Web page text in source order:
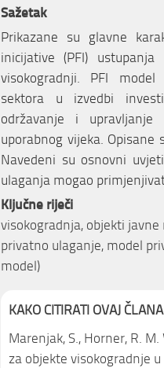
Sažetak
Prikazane su glavne
inicijative (PFI)
visokogradnji. PFI model
sektora u izvedbi
održavanje i
uporabnog vijeka.
Navedeni su osnovni
ulaganja mogao
Ključne riječi
visokogradnja, objekti
privatno ulaganje, model
model)
KAKO CITIRATI OVAJ
Marenjak, S., Horner, R.
za objekte visokogradnje